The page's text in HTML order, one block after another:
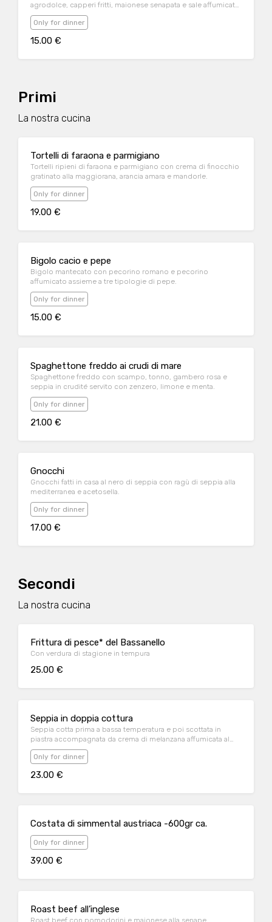
agrodolce, capperi fritti, maionese senapata e sale affumicato
con focaccia calda.
Only for dinner
15.00 €
Primi
La nostra cucina
Tortelli di faraona e parmigiano
Tortelli ripieni di faraona e parmigiano con crema di finocchio
gratinato alla maggiorana, arancia amara e mandorle.
Only for dinner
19.00 €
Bigolo cacio e pepe
Bigolo mantecato con pecorino romano e pecorino
affumicato assieme a tre tipologie di pepe.
Only for dinner
15.00 €
Spaghettone freddo ai crudi di mare
Spaghettone freddo con scampo, tonno, gambero rosa e
seppia in crudité servito con zenzero, limone e menta.
Only for dinner
21.00 €
Gnocchi
Gnocchi fatti in casa al nero di seppia con ragù di seppia alla
mediterranea e acetosella.
Only for dinner
17.00 €
Secondi
La nostra cucina
Frittura di pesce* del Bassanello
Con verdura di stagione in tempura
25.00 €
Seppia in doppia cottura
Seppia cotta prima a bassa temperatura e poi scottata in
piastra accompagnata da crema di melanzana affumicata al
nero di seppia e pomodoro confit al forno e kefir.
Only for dinner
23.00 €
Costata di simmental austriaca -600gr ca.
Only for dinner
39.00 €
Roast beef all’inglese
Roast beef con pomodorini e maionese alla senape